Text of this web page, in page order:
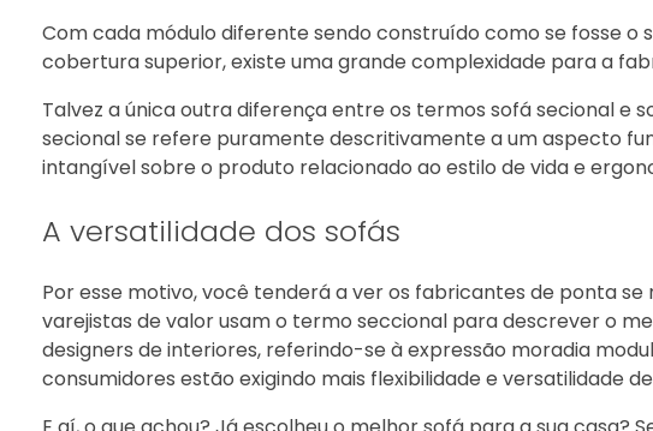
Com cada módulo diferente sendo construído como se fosse
cobertura superior, existe uma grande complexidade para a
Talvez a única outra diferença entre os termos sofá secional e
secional se refere puramente descritivamente a um aspecto
intangível sobre o produto relacionado ao estilo de vida e
A versatilidade dos sofás
Por esse motivo, você tenderá a ver os fabricantes de ponta
varejistas de valor usam o termo seccional para descrever o
designers de interiores, referindo-se à expressão moradia
consumidores estão exigindo mais flexibilidade e versatilidade